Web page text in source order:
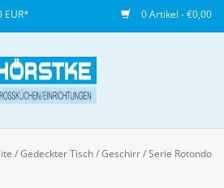
EUR* 0 Artikel - €0,00
/Gedeckter Tisch/Geschirr/Serie Rotondo